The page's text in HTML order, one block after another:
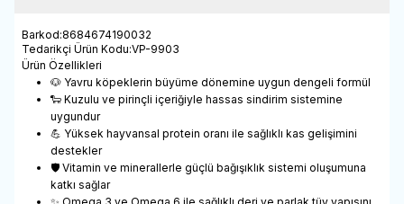
Barkod:8684674190032
Tedarikçi Ürün Kodu:VP-9903
Ürün Özellikleri
🐶 Yavru köpeklerin büyüme dönemine uygun dengeli formül
🐑 Kuzulu ve pirinçli içeriğiyle hassas sindirim sistemine
uygundur
💪 Yüksek hayvansal protein oranı ile sağlıklı kas gelişimini
destekler
🛡️ Vitamin ve minerallerle güçlü bağışıklık sistemi oluşumuna
katkı sağlar